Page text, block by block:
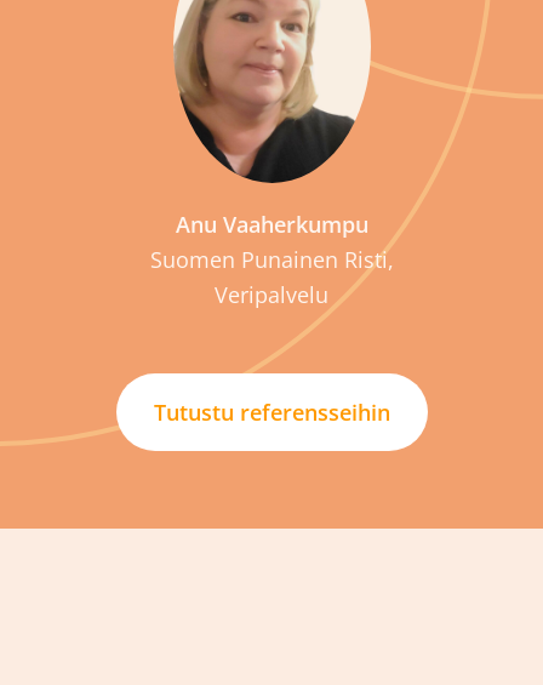
Anu Vaaherkumpu
Suomen Punainen Risti,
Veripalvelu
Tutustu referensseihin